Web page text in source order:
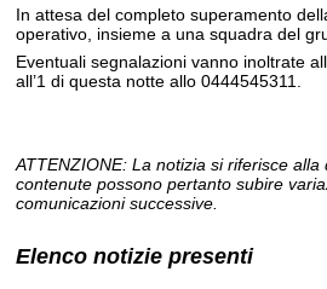
In attesa del completo superamento
operativo, insieme a una squadra del
Eventuali segnalazioni vanno inoltrate
all’1 di questa notte allo 0444545311.
ATTENZIONE: La notizia si riferisce
contenute possono pertanto subire
comunicazioni successive.
Elenco notizie presenti